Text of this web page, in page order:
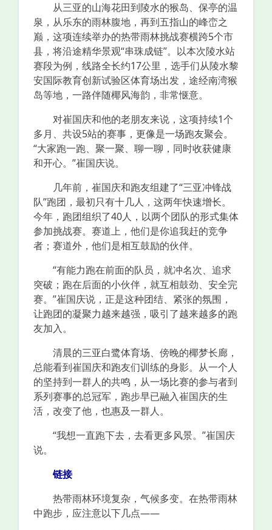
从三亚的山海花田到陵水的猴岛、保亭的温
泉，从乐东的雨林腹地，再到五指山的峰峦之
巅，这项连续举办的热带雨林挑战赛横跨5个市
县，将沿途精华景观“串珠成链”。以本次陵水站
赛段为例，线路全长约17公里，选手们从陵水黎
安国际教育创新试验区体育场出发，途经南湾猴
岛等地，一路伴随椰风海韵，非常惬意。
对崔国庆和他的老朋友来说，这项持续1个
多月、共设5站的赛事，更像是一场跑友聚会。
“大家跑一跑、聚一聚、聊一聊，同时收获健康
和开心。”崔国庆说。
几年前，崔国庆和跑友组建了“三亚冲锋战
队”跑团，最初只有十几人，这两年快速增长。
今年，跑团组织了40人，以两个团队的形式集体
参加挑战赛。赛道上，他们是你追我赶的竞争
者；赛道外，他们是相互鼓励的伙伴。
“有能力跑在前面的队员，就冲名次、追求
突破；跑在后面的小伙伴，就互相鼓劲、安全完
赛。”崔国庆说，正是这种团结、紧张的氛围，
让跑团的凝聚力越来越强，吸引了越来越多的跑
友加入。
清晨的三亚白鹭体育场、傍晚的椰梦长廊，
总能看到崔国庆和跑友们训练的身影。从一个人
的坚持到一群人的共鸣，从一场比赛的参与者到
系列赛事的总冠军，跑步早已融入崔国庆的生
活，改变了他，也惠及一群人。
“我想一直跑下去，去看更多风景。”崔国庆
说。
链接
热带雨林环境复杂，气候多变。在热带雨林
中跑步，应注意以下几点——